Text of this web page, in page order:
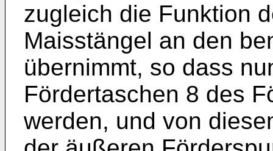
zugleich die Funktion
Maisstängel an den
übernimmt, so dass
Fördertaschen 8 des
werden, und von